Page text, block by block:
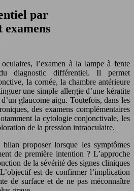
par
examens
l’examen à la lampe à fente
diagnostic différentiel. Il permet
la cornée, la chambre antérieure
une simple allergie d’une kératite
glaucome aigu. Toutefois, dans les
des examens complémentaires
la cytologie conjonctivale, les
de la pression intraoculaire.
proposer lorsque les symptômes
de première intention ? L’approche
de la sévérité des signes cliniques
est de confirmer l’implication
de surface et de ne pas méconnaître